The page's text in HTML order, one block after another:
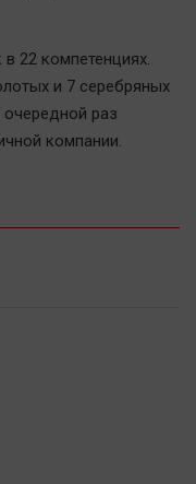
22 компетенциях.
и 7 серебряных
раз
компании.